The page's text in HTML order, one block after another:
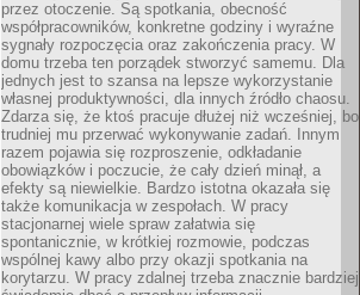
przez otoczenie. Są spotkania, obecność
współpracowników, konkretne godziny i wyraźne
sygnały rozpoczęcia oraz zakończenia pracy. W
domu trzeba ten porządek stworzyć samemu. Dla
jednych jest to szansa na lepsze wykorzystanie
własnej produktywności, dla innych źródło chaosu.
Zdarza się, że ktoś pracuje dłużej niż wcześniej, bo
trudniej mu przerwać wykonywanie zadań. Innym
razem pojawia się rozproszenie, odkładanie
obowiązków i poczucie, że cały dzień minął, a
efekty są niewielkie. Bardzo istotna okazała się
także komunikacja w zespołach. W pracy
stacjonarnej wiele spraw załatwia się
spontanicznie, w krótkiej rozmowie, podczas
wspólnej kawy albo przy okazji spotkania na
korytarzu. W pracy zdalnej trzeba znacznie bardziej